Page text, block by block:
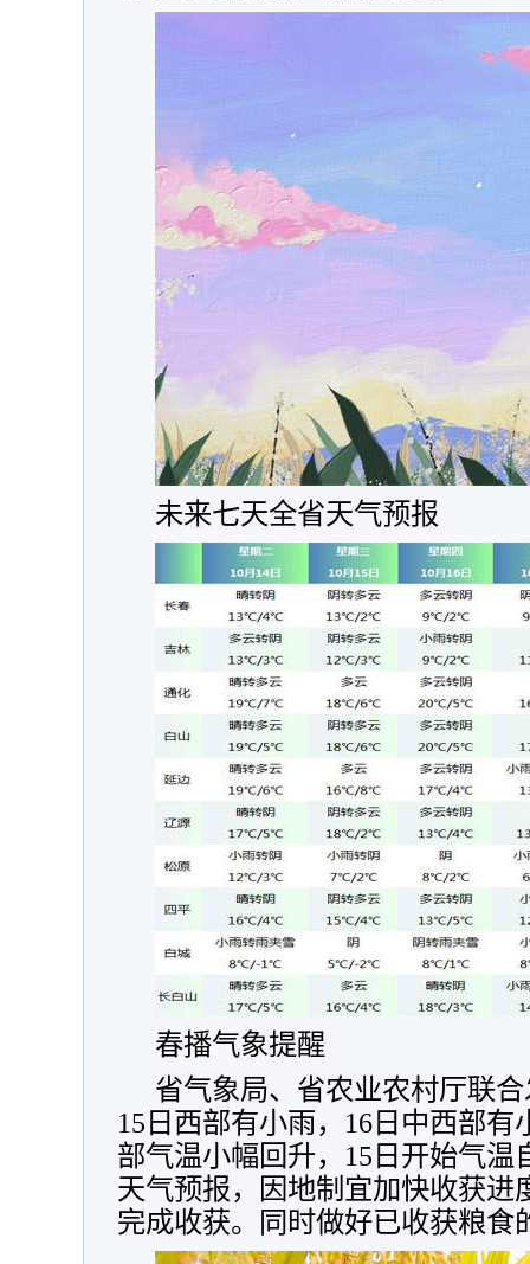
未来七天全省天气预报
春播气象提醒
省气象局、省农业农村厅联
15日西部有小雨，16日中西部有
部气温小幅回升，15日开始气温
天气预报，因地制宜加快收获进
完成收获。同时做好已收获粮食